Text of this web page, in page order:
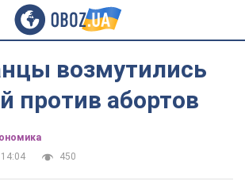
возмутились
против абортов
450